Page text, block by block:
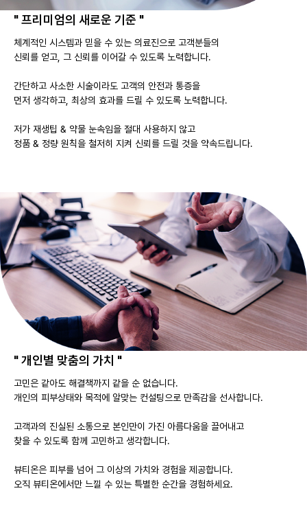
" 프리미엄의 새로운 기준 "
체계적인 시스템과 믿을 수 있는 의료진으로 고객분들의
신뢰를 얻고, 그 신뢰를 이어갈 수 있도록 노력합니다.
간단하고 사소한 시술이라도 고객의 안전과 통증을
먼저 생각하고, 최상의 효과를 드릴 수 있도록 노력합니다.
저가 재생팁 & 약물 눈속임을 절대 사용하지 않고
정품 & 정량 원칙을 철저히 지켜 신뢰를 드릴 것을 약속드립니다.
" 개인별 맞춤의 가치 "
고민은 같아도 해결책까지 같을 순 없습니다.
개인의 피부상태와 목적에 알맞는 컨설팅으로 만족감을 선사합니다.
고객과의 진실된 소통으로 본인만이 가진 아름다움을 끌어내고
찾을 수 있도록 함께 고민하고 생각합니다.
뷰티온은 피부를 넘어 그 이상의 가치와 경험을 제공합니다.
오직 뷰티온에서만 느낄 수 있는 특별한 순간을 경험하세요.